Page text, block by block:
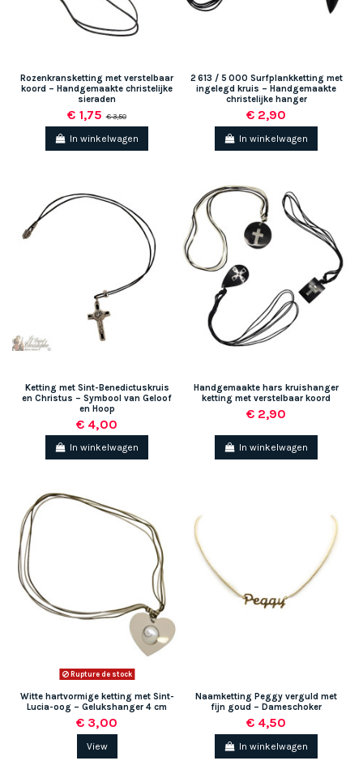
Rozenkransketting met verstelbaar
koord – Handgemaakte christelijke
sieraden
€ 1,75€ 3,50
In winkelwagen
2 613 / 5 000 Surfplankketting met
ingelegd kruis – Handgemaakte
christelijke hanger
€ 2,90
In winkelwagen
Ketting met Sint-Benedictuskruis
en Christus – Symbool van Geloof
en Hoop
€ 4,00
In winkelwagen
Handgemaakte hars kruishanger
ketting met verstelbaar koord
€ 2,90
In winkelwagen
Rupture de stock
Witte hartvormige ketting met Sint-
Lucia-oog – Gelukshanger 4 cm
€ 3,00
View
Naamketting Peggy verguld met
fijn goud – Dameschoker
€ 4,50
In winkelwagen